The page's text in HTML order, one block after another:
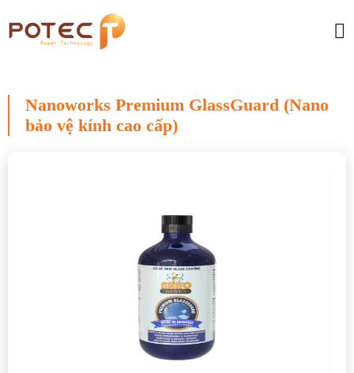
Nanoworks Premium GlassGuard (Nano
bảo vệ kính cao cấp)